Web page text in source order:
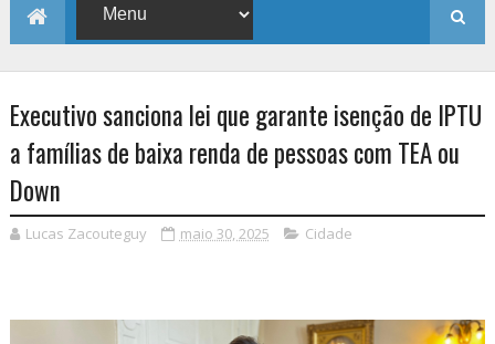
Executivo sanciona lei que garante isenção de IPTU
a famílias de baixa renda de pessoas com TEA ou
Down
Lucas Zacouteguy maio 30, 2025 Cidade